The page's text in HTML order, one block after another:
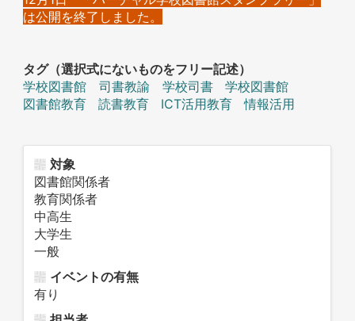
は公開を終了しました。
タグ（選択式にないものをフリー記述）
学校図書館 司書教諭 学校司書
学校図書館
図書館教育
読書教育 ICT活用教育 情報活用
対象
図書館関係者
教育関係者
中高生
大学生
一般
イベントの有無
有り